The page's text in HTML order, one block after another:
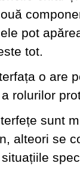
pot
tot.
o are
rolurilor
sunt
alteori se